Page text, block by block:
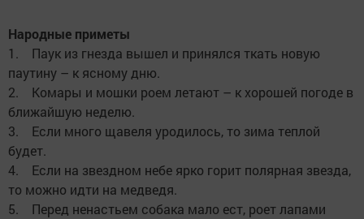
Народные приметы
1. Паук из гнезда вышел и принялся ткать новую
паутину – к ясному дню.
2. Комары и мошки роем летают – к хорошей погоде в
ближайшую неделю.
3. Если много щавеля уродилось, то зима теплой
будет.
4. Если на звездном небе ярко горит полярная звезда,
то можно идти на медведя.
5. Перед ненастьем собака мало ест, роет лапами